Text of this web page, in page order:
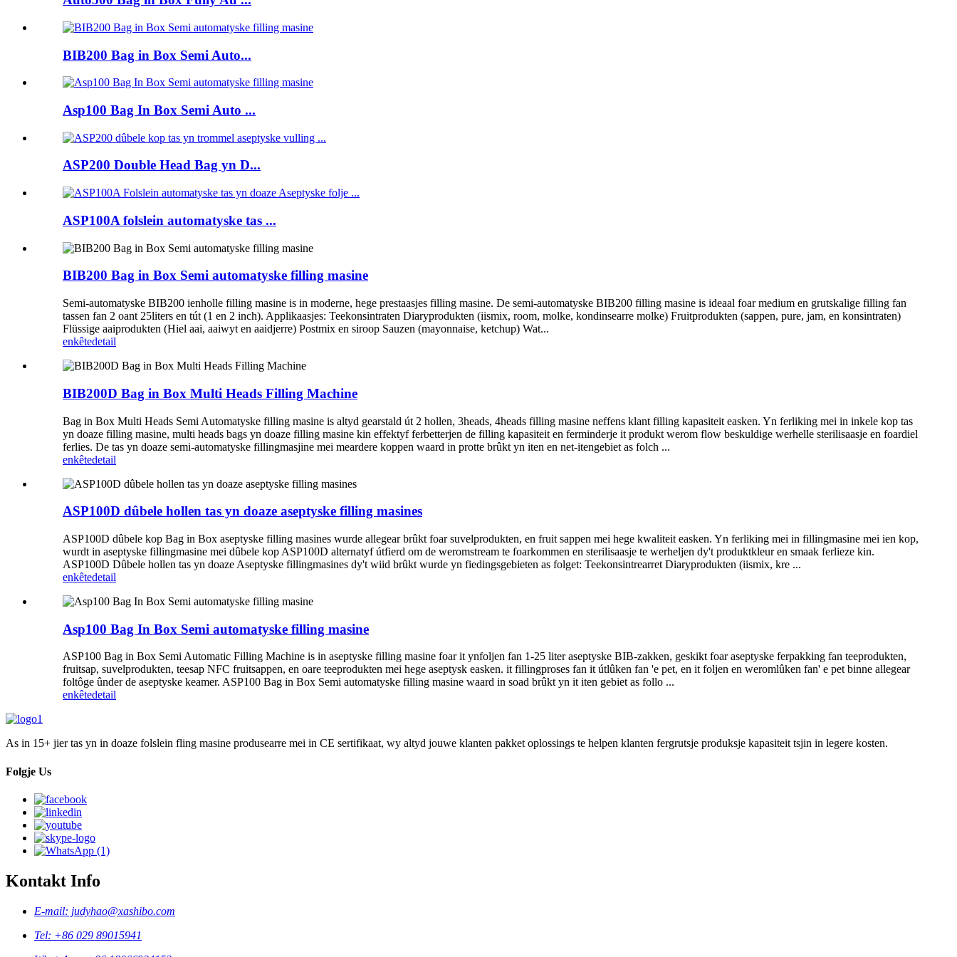
BIB200 Bag in Box Semi Auto...
Asp100 Bag In Box Semi Auto ...
ASP200 Double Head Bag yn D...
ASP100A folslein automatyske tas ...
BIB200 Bag in Box Semi automatyske filling masine
Semi-automatyske BIB200 ienholle filling masine is in moderne, hege prestaasjes filling masine. De semi-automatyske BIB200 filling masine is ideaal foar medium en grutskalige filling fan
tassen fan 2 oant 25liters en tút (1 en 2 inch). Applikaasjes: Teekonsintraten Diaryprodukten (iismix, room, molke, kondinsearre molke) Fruitprodukten (sappen, pure, jam, en konsintraten)
Flüssige aaiprodukten (Hiel aai, aaiwyt en aaidjerre) Postmix en siroop Sauzen (mayonnaise, ketchup) Wat...
enkêtedetail
BIB200D Bag in Box Multi Heads Filling Machine
Bag in Box Multi Heads Semi Automatyske filling masine is altyd gearstald út 2 hollen, 3heads, 4heads filling masine neffens klant filling kapasiteit easken. Yn ferliking mei in inkele kop tas
yn doaze filling masine, multi heads bags yn doaze filling masine kin effektyf ferbetterjen de filling kapasiteit en ferminderje it produkt werom flow beskuldige werhelle sterilisaasje en foardiel
ferlies. De tas yn doaze semi-automatyske fillingmasjine mei meardere koppen waard in protte brûkt yn iten en net-itengebiet as folch ...
enkêtedetail
ASP100D dûbele hollen tas yn doaze aseptyske filling masines
ASP100D dûbele kop Bag in Box aseptyske filling masines wurde allegear brûkt foar suvelprodukten, en fruit sappen mei hege kwaliteit easken. Yn ferliking mei in fillingmasine mei ien kop,
wurdt in aseptyske fillingmasine mei dûbele kop ASP100D alternatyf útfierd om de weromstream te foarkommen en sterilisaasje te werheljen dy't produktkleur en smaak ferlieze kin.
ASP100D Dûbele hollen tas yn doaze Aseptyske fillingmasines dy't wiid brûkt wurde yn fiedingsgebieten as folget: Teekonsintrearret Diaryprodukten (iismix, kre ...
enkêtedetail
Asp100 Bag In Box Semi automatyske filling masine
ASP100 Bag in Box Semi Automatic Filling Machine is in aseptyske filling masine foar it ynfoljen fan 1-25 liter aseptyske BIB-zakken, geskikt foar aseptyske ferpakking fan teeprodukten,
fruitsap, suvelprodukten, teesap NFC fruitsappen, en oare teeprodukten mei hege aseptysk easken. it fillingproses fan it útlûken fan 'e pet, en it foljen en weromlûken fan' e pet binne allegear
foltôge ûnder de aseptyske keamer. ASP100 Bag in Box Semi automatyske filling masine waard in soad brûkt yn it iten gebiet as follo ...
enkêtedetail
As in 15+ jier tas yn in doaze folslein fling masine produsearre mei in CE sertifikaat, wy altyd jouwe klanten pakket oplossings te helpen klanten fergrutsje produksje kapasiteit tsjin in legere kosten.
Folgje Us
Kontakt Info
E-mail: judyhao@xashibo.com
Tel: +86 029 89015941